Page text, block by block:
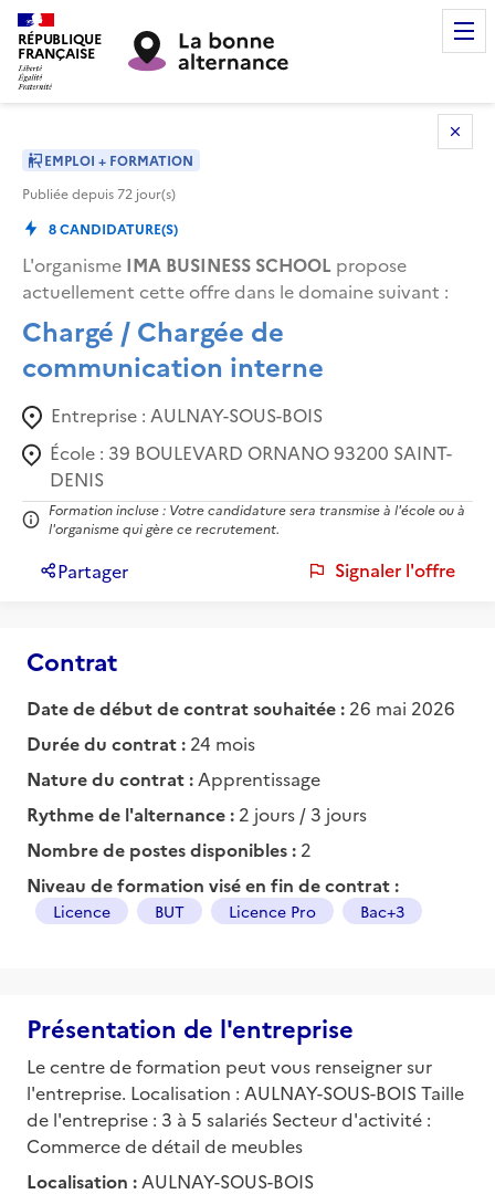
RÉPUBLIQUE
FRANÇAISE
EMPLOI + FORMATION
Publiée depuis72 jour(s)
8CANDIDATURE(S)
L'organisme IMA BUSINESS SCHOOL propose
actuellement cette offre dans le domaine suivant :
Chargé / Chargée de
communication interne
Entreprise : AULNAY-SOUS-BOIS
École : 39 BOULEVARD ORNANO 93200 SAINT-
DENIS
Formation incluse : Votre candidature sera transmise à l'école ou à
l'organisme qui gère ce recrutement.
Partager Signaler l'offre
Contrat
Date de début de contrat souhaitée : 26 mai 2026
Durée du contrat : 24 mois
Nature du contrat : Apprentissage
Rythme de l'alternance : 2 jours / 3 jours
Nombre de postes disponibles : 2
Niveau de formation visé en fin de contrat :
Licence BUT Licence Pro Bac+3
Présentation de l'entreprise
Le centre de formation peut vous renseigner sur
l'entreprise. Localisation : AULNAY-SOUS-BOIS Taille
de l'entreprise : 3 à 5 salariés Secteur d'activité :
Commerce de détail de meubles
Localisation : AULNAY-SOUS-BOIS